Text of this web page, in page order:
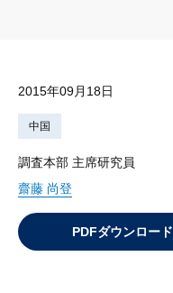
2015年09月18日
中国
調査本部 主席研究員
齋藤 尚登
PDFダウンロード